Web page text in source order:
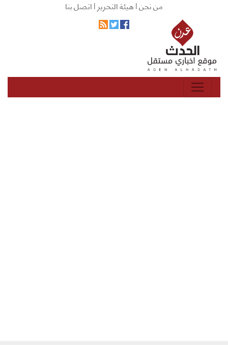
من نحن |هيئة التحرير |اتصل بنا